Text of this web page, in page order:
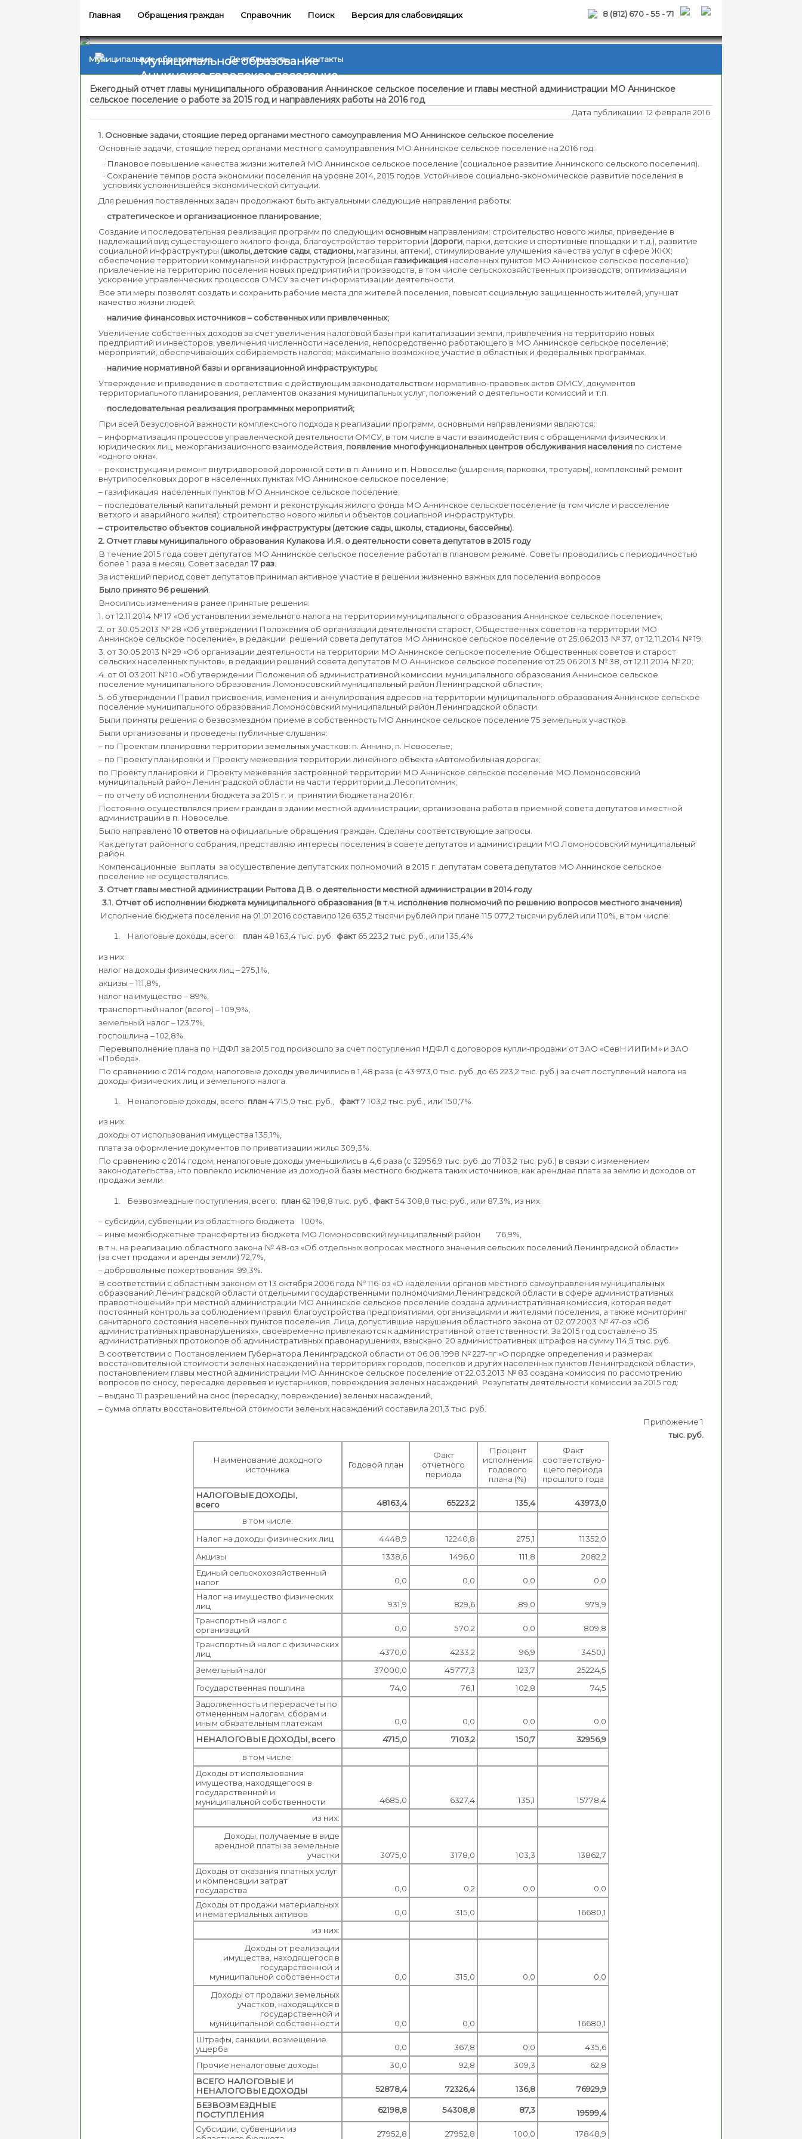
Главная Обращения граждан Справочник Поиск Версия для слабовидящих 8 (812) 670 - 55 - 71
Муниципальное образование
Аннинское городское поселение
Муниципальное образование Деятельность Контакты
Ежегодный отчет главы муниципального образования Аннинское сельское поселение и главы местной администрации МО Аннинское
сельское поселение о работе за 2015 год и направлениях работы на 2016 год
Дата публикации: 12 февраля 2016
1. Основные задачи, стоящие перед органами местного самоуправления МО Аннинское сельское поселение
Основные задачи, стоящие перед органами местного самоуправления МО Аннинское сельское поселение на 2016 год:
· Плановое повышение качества жизни жителей МО Аннинское сельское поселение (социальное развитие Аннинского сельского поселения).
· Сохранение темпов роста экономики поселения на уровне 2014, 2015 годов. Устойчивое социально-экономическое развитие поселения в
условиях усложнившейся экономической ситуации.
Для решения поставленных задач продолжают быть актуальными следующие направления работы:
· стратегическое и организационное планирование;
Создание и последовательная реализация программ по следующим основным направлениям: строительство нового жилья, приведение в
надлежащий вид существующего жилого фонда, благоустройство территории (дороги , парки, детские и спортивные площадки и т.д.), развитие
социальной инфраструктуры (школы, детские сады стадионы, магазины, аптеки), стимулирование улучшения качества услуг в сфере ЖКХ;
обеспечение территории коммунальной инфраструктурой (всеобщая газификация населенных пунктов МО Аннинское сельское поселение);
привлечение на территорию поселения новых предприятий и производств, в том числе сельскохозяйственных производств; оптимизация и
ускорение управленческих процессов ОМСУ за счет информатизации деятельности.
Все эти меры позволят создать и сохранить рабочие места для жителей поселения, повысят социальную защищенность жителей, улучшат
качество жизни людей.
· наличие финансовых источников – собственных или привлеченных;
Увеличение собственных доходов за счет увеличения налоговой базы при капитализации земли, привлечения на территорию новых
предприятий и инвесторов, увеличения численности населения, непосредственно работающего в МО Аннинское сельское поселение;
мероприятий, обеспечивающих собираемость налогов; максимально возможное участие в областных и федеральных программах.
· наличие нормативной базы и организационной инфраструктуры;
Утверждение и приведение в соответствие с действующим законодательством нормативно-правовых актов ОМСУ, документов
территориального планирования, регламентов оказания муниципальных услуг, положений о деятельности комиссий и т.п.
· последовательная реализация программных мероприятий;
При всей безусловной важности комплексного подхода к реализации программ, основными направлениями являются:
– информатизация процессов управленческой деятельности ОМСУ, в том числе в части взаимодействия с обращениями физических и
юридических лиц, межорганизационного взаимодействия, появление многофункциональных центров обслуживания населения по системе
«одного окна».
– реконструкция и ремонт внутридворовой дорожной сети в п. Аннино и п. Новоселье (уширения, парковки, тротуары), комплексный ремонт
внутрипоселковых дорог в населенных пунктах МО Аннинское сельское поселение;
– газификация населенных пунктов МО Аннинское сельское поселение;
– последовательный капитальный ремонт и реконструкция жилого фонда МО Аннинское сельское поселение (в том числе и расселение
ветхого и аварийного жилья); строительство нового жилья и объектов социальной инфраструктуры.
– строительство объектов социальной инфраструктуры (детские сады, школы, стадионы, бассейны).
2. Отчет главы муниципального образования Кулакова И.Я. о деятельности совета депутатов в 2015 году
В течение 2015 года совет депутатов МО Аннинское сельское поселение работал в плановом режиме. Советы проводились с периодичностью
более 1 раза в месяц. Совет заседал17 раз
За истекший период совет депутатов принимал активное участие в решении жизненно важных для поселения вопросов
Было принято 96 решений
Вносились изменения в ранее принятые решения:
1. от 12.11.2014 № 17 «Об установлении земельного налога на территории муниципального образования Аннинское сельское поселение»;
2. от 30.05.2013 № 28 «Об утверждении Положения об организации деятельности старост, Общественных советов на территории МО
Аннинское сельское поселение», в редакции решений совета депутатов МО Аннинское сельское поселение от 25.06.2013 № 37, от 12.11.2014 № 19;
3. от 30.05.2013 № 29 «Об организации деятельности на территории МО Аннинское сельское поселение Общественных советов и старост
сельских населенных пунктов», в редакции решений совета депутатов МО Аннинское сельское поселение от 25.06.2013 № 38, от 12.11.2014 № 20;
4. от 01.03.2011 № 10 «Об утверждении Положения об административной комиссии муниципального образования Аннинское сельское
поселение муниципального образования Ломоносовский муниципальный район Ленинградской области»;
5. об утверждении Правил присвоения, изменения и аннулирования адресов на территории муниципального образования Аннинское сельское
поселение муниципального образования Ломоносовский муниципальный район Ленинградской области.
Были приняты решения о безвозмездном приеме в собственность МО Аннинское сельское поселение 75 земельных участков.
Были организованы и проведены публичные слушания:
– по Проектам планировки территории земельных участков: п. Аннино, п. Новоселье;
– по Проекту планировки и Проекту межевания территории линейного объекта «Автомобильная дорога»;
по Проекту планировки и Проекту межевания застроенной территории МО Аннинское сельское поселение МО Ломоносовский
муниципальный район Ленинградской области на части территории д. Лесопитомник;
– по отчету об исполнении бюджета за 2015 г. и принятии бюджета на 2016 г.
Постоянно осуществлялся прием граждан в здании местной администрации, организована работа в приемной совета депутатов и местной
администрации в п. Новоселье.
Было направлено10 ответов на официальные обращения граждан. Сделаны соответствующие запросы.
Как депутат районного собрания, представляю интересы поселения в совете депутатов и администрации МО Ломоносовский муниципальный
район.
Компенсационные выплаты за осуществление депутатских полномочий в 2015 г. депутатам совета депутатов МО Аннинское сельское
поселение не осуществлялись.
3. Отчет главы местной администрации Рытова Д.В. о деятельности местной администрации в 2014 году
3.1. Отчет об исполнении бюджета муниципального образования (в т.ч. исполнение полномочий по решению вопросов местного значения)
Исполнение бюджета поселения на 01.01.2016 составило 126 635,2 тысячи рублей при плане 115 077,2 тысячи рублей или 110%, в том числе:
Налоговые доходы, всего: план48 163,4 тыс. руб. факт65 223,2 тыс. руб., или 135,4%
из них:
налог на доходы физических лиц – 275,1%,
акцизы – 111,8%,
налог на имущество – 89%,
транспортный налог (всего) – 109,9%,
земельный налог – 123,7%,
госпошлина – 102,8%.
Перевыполнение плана по НДФЛ за 2015 год произошло за счет поступления НДФЛ с договоров купли-продажи от ЗАО «СевНИИГиМ» и ЗАО
«Победа».
По сравнению с 2014 годом, налоговые доходы увеличились в 1,48 раза (с 43 973,0 тыс. руб. до 65 223,2 тыс. руб.) за счет поступлений налога на
доходы физических лиц и земельного налога.
Неналоговые доходы, всего: план4 715,0 тыс. руб., факт7 103,2 тыс. руб., или 150,7%.
из них:
доходы от использования имущества 135,1%,
плата за оформление документов по приватизации жилья 309,3%.
По сравнению с 2014 годом, неналоговые доходы уменьшились в 4,6 раза (с 32956,9 тыс. руб. до 7103,2 тыс. руб.) в связи с изменением
законодательства, что повлекло исключение из доходной базы местного бюджета таких источников, как арендная плата за землю и доходов от
продажи земли.
Безвозмездные поступления, всего: план 62 198,8 тыс. руб., факт54 308,8 тыс. руб., или 87,3%, из них:
– субсидии, субвенции из областного бюджета 100%,
– иные межбюджетные трансферты из бюджета МО Ломоносовский муниципальный район 76,9%,
в т.ч. на реализацию областного закона № 48-оз «Об отдельных вопросах местного значения сельских поселений Ленинградской области»
(за счет продажи и аренды земли) 72,7%,
– добровольные пожертвования 99,3%.
В соответствии с областным законом от 13 октября 2006 года № 116-оз «О наделении органов местного самоуправления муниципальных
образований Ленинградской области отдельными государственными полномочиями Ленинградской области в сфере административных
правоотношений» при местной администрации МО Аннинское сельское поселение создана административная комиссия, которая ведет
постоянный контроль за соблюдением правил благоустройства предприятиями, организациями и жителями поселения, а также мониторинг
санитарного состояния населенных пунктов поселения. Лица, допустившие нарушения областного закона от 02.07.2003 № 47-оз «Об
административных правонарушениях», своевременно привлекаются к административной ответственности. За 2015 год составлено 35
административных протоколов об административных правонарушениях, взыскано 20 административных штрафов на сумму 114,5 тыс. руб.
В соответствии с Постановлением Губернатора Ленинградской области от 06.08.1998 № 227-пг «О порядке определения и размерах
восстановительной стоимости зеленых насаждений на территориях городов, поселков и других населенных пунктов Ленинградской области»,
постановлением главы местной администрации МО Аннинское сельское поселение от 22.03.2013 № 83 создана комиссия по рассмотрению
вопросов по сносу, пересадке деревьев и кустарников, повреждения зеленых насаждений. Результаты деятельности комиссии за 2015 год:
– выдано 11 разрешений на снос (пересадку, повреждение) зеленых насаждений,
– сумма оплаты восстановительной стоимости зеленых насаждений составила 201,3 тыс. руб.
Приложение 1
тыс. руб.
Наименование доходного
источника
Годовой план
Факт
отчетного
периода
Процент
исполнения
годового
плана (%)
Факт
соответствую-
щего периода
прошлого года
НАЛОГОВЫЕ ДОХОДЫ,
всего
48163,4 65223,2 135,4
43973,0
в том числе:
Налог на доходы физических лиц
4448,9 12240,8 275,1
11352,0
Акцизы
1338,6 1496,0 111,8
2082,2
Единый сельскохозяйственный
налог
0,0 0,0 0,0
0,0
Налог на имущество физических
лиц
931,9 829,6 89,0
979,9
Транспортный налог с
организаций
0,0 570,2 0,0
809,8
Транспортный налог с физических
лиц
4370,0 4233,2 96,9
3450,1
Земельный налог
37000,0 45777,3 123,7
25224,5
Государственная пошлина
74,0 76,1 102,8
74,5
Задолженность и перерасчеты по
отмененным налогам, сборам и
иным обязательным платежам
0,0 0,0 0,0
0,0
НЕНАЛОГОВЫЕ ДОХОДЫ, всего
4715,0 7103,2 150,7
32956,9
в том числе:
Доходы от использования
имущества, находящегося в
государственной и
муниципальной собственности
4685,0 6327,4 135,1
15778,4
из них:
Доходы, получаемые в виде
арендной платы за земельные
участки
3075,0 3178,0 103,3
13862,7
Доходы от оказания платных услуг
и компенсации затрат
государства
0,0 0,2 0,0
0,0
Доходы от продажи материальных
и нематериальных активов
0,0 315,0
16680,1
из них:
Доходы от реализации
имущества, находящегося в
государственной и
муниципальной собственности
0,0 315,0 0,0
0,0
Доходы от продажи земельных
участков, находящихся в
государственной и
муниципальной собственности
0,0 0,0
16680,1
Штрафы, санкции, возмещение
ущерба
0,0 367,8 0,0
435,6
Прочие неналоговые доходы
30,0 92,8 309,3
62,8
ВСЕГО НАЛОГОВЫЕ И
НЕНАЛОГОВЫЕ ДОХОДЫ
52878,4 72326,4 136,8
76929,9
БЕЗВОЗМЕЗДНЫЕ
ПОСТУПЛЕНИЯ
62198,8 54308,8 87,3
19599,4
Субсидии, субвенции из
27952,8 27952,8 100,0 17848,9